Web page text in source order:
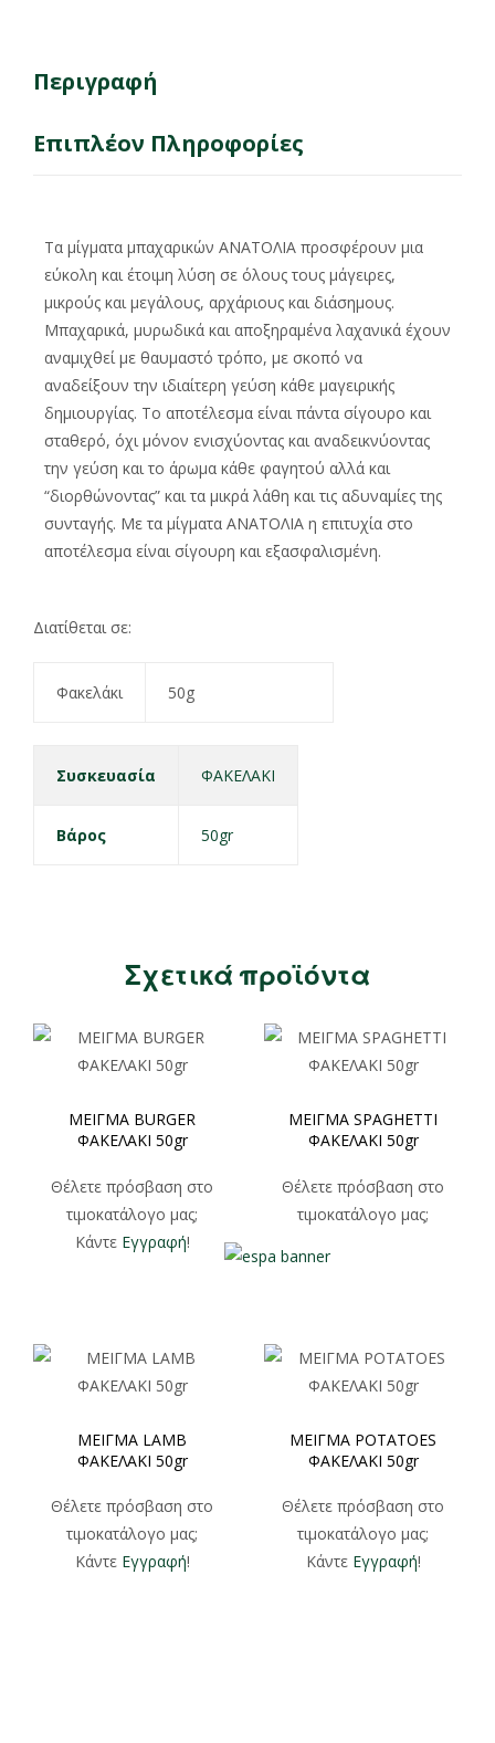
Περιγραφή
Επιπλέον Πληροφορίες
Τα μίγματα μπαχαρικών ΑΝΑΤΟΛΙΑ προσφέρουν μια
εύκολη και έτοιμη λύση σε όλους τους μάγειρες,
μικρούς και μεγάλους, αρχάριους και διάσημους.
Μπαχαρικά, μυρωδικά και αποξηραμένα λαχανικά έχουν
αναμιχθεί με θαυμαστό τρόπο, με σκοπό να
αναδείξουν την ιδιαίτερη γεύση κάθε μαγειρικής
δημιουργίας. Το αποτέλεσμα είναι πάντα σίγουρο και
σταθερό, όχι μόνον ενισχύοντας και αναδεικνύοντας
την γεύση και το άρωμα κάθε φαγητού αλλά και
“διορθώνοντας” και τα μικρά λάθη και τις αδυναμίες της
συνταγής. Με τα μίγματα ΑΝΑΤΟΛΙΑ η επιτυχία στο
αποτέλεσμα είναι σίγουρη και εξασφαλισμένη.
Διατίθεται σε:
Φακελάκι 50g
Συσκευασία ΦΑΚΕΛΑΚΙ
Βάρος 50gr
Σχετικά προϊόντα
ΜΕΙΓΜΑ BURGER
ΦΑΚΕΛΑΚΙ 50gr
Θέλετε πρόσβαση στο
τιμοκατάλογο μας;
Κάντε Εγγραφή!
ΜΕΙΓΜΑ SPAGHETTI
ΦΑΚΕΛΑΚΙ 50gr
Θέλετε πρόσβαση στο
τιμοκατάλογο μας;
ΜΕΙΓΜΑ LAMB
ΦΑΚΕΛΑΚΙ 50gr
Θέλετε πρόσβαση στο
τιμοκατάλογο μας;
Κάντε Εγγραφή!
ΜΕΙΓΜΑ POTATOES
ΦΑΚΕΛΑΚΙ 50gr
Θέλετε πρόσβαση στο
τιμοκατάλογο μας;
Κάντε Εγγραφή!